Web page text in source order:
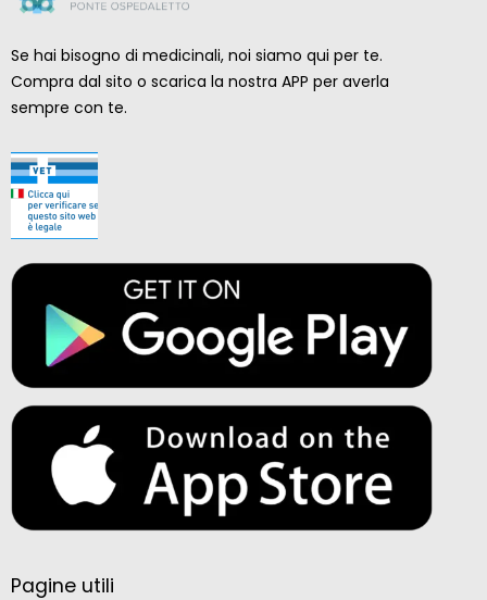
Se hai bisogno di medicinali, noi siamo qui per te.
Compra dal sito o scarica la nostra APP per averla
sempre con te.
Pagine utili